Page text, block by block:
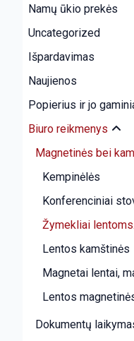
Namų ūkio prekės
Uncategorized
Išpardavimas
Naujienos
Popierius ir jo
Biuro reikmenys
Magnetinės bei
Kempinėlės
Konferenciniai
Žymekliai lentoms.
Lentos kamštinės
Magnetai lentai,
Lentos
Dokumentų